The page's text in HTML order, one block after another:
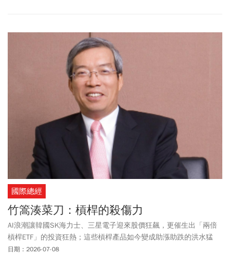
國際總經
竹篙湊菜刀：槓桿的殺傷力
AI浪潮讓韓國SK海力士、三星電子迎來股價狂飆，更催生出「兩倍
槓桿ETF」的投資狂熱；這些槓桿產品如今變成助漲助跌的洪水猛
獸，引起韓股崩跌、散戶傾家蕩產，是台灣必須謹記的警世課。
日期：2026-07-08